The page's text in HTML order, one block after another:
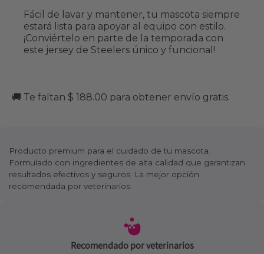
Fácil de lavar y mantener, tu mascota siempre
estará lista para apoyar al equipo con estilo.
¡Conviértelo en parte de la temporada con
este jersey de Steelers único y funcional!
🚚 Te faltan $ 188.00 para obtener envío gratis.
Producto premium para el cuidado de tu mascota.
Formulado con ingredientes de alta calidad que garantizan
resultados efectivos y seguros. La mejor opción
recomendada por veterinarios.
Recomendado por veterinarios